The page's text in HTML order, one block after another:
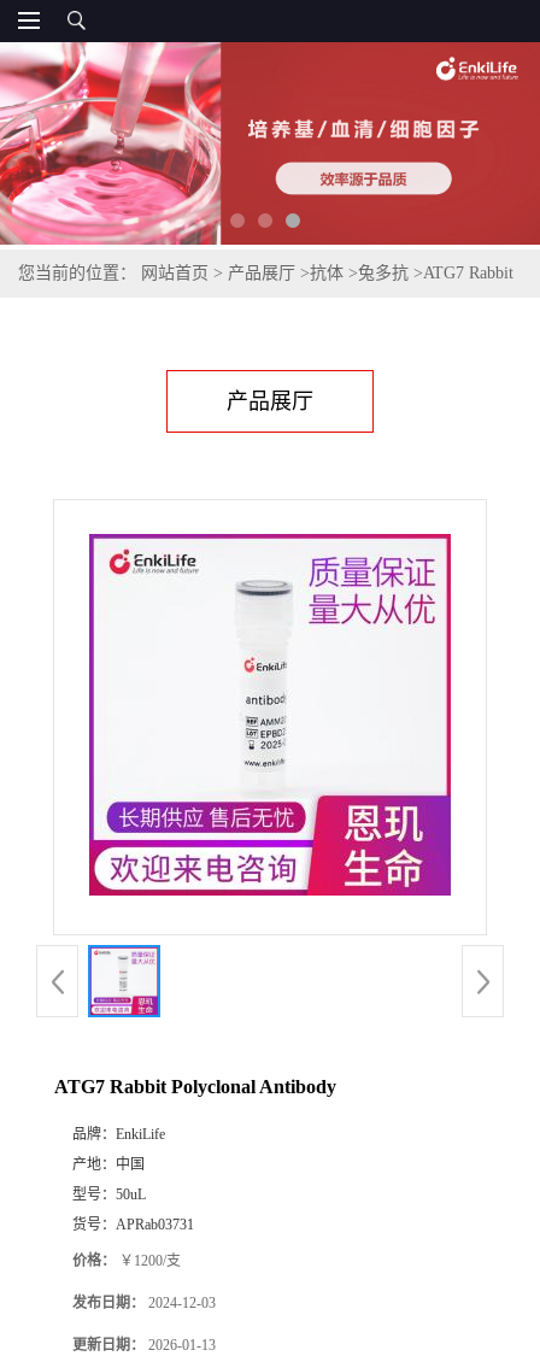
您当前的位置： 网站首页 > 产品展厅 >抗体 >兔多抗 >ATG7 Rabbit
产品展厅
ATG7 Rabbit Polyclonal Antibody
品牌： EnkiLife
产地： 中国
型号： 50uL
货号： APRab03731
价格： ￥1200/支
发布日期： 2024-12-03
更新日期： 2026-01-13